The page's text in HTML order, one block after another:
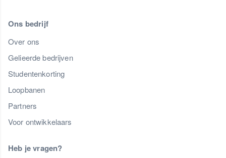
Ons bedrijf
Over ons
Gelieerde bedrijven
Studentenkorting
Loopbanen
Partners
Voor ontwikkelaars
Heb je vragen?